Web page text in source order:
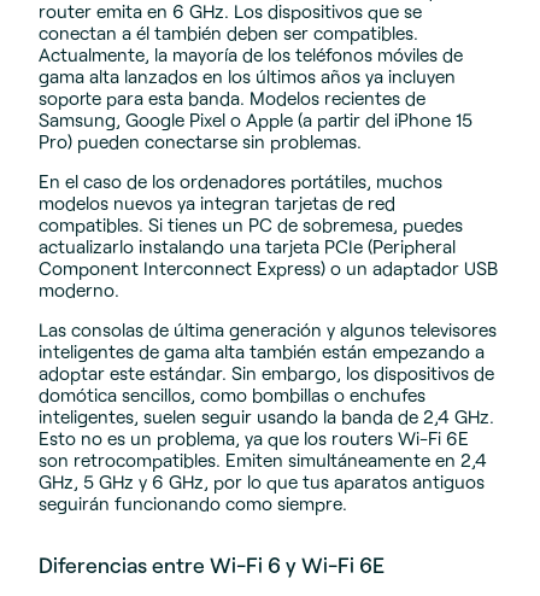
router emita en 6 GHz. Los dispositivos que se
conectan a él también deben ser compatibles.
Actualmente, la mayoría de los teléfonos móviles de
gama alta lanzados en los últimos años ya incluyen
soporte para esta banda. Modelos recientes de
Samsung, Google Pixel o Apple (a partir del iPhone 15
Pro) pueden conectarse sin problemas.
En el caso de los ordenadores portátiles, muchos
modelos nuevos ya integran tarjetas de red
compatibles. Si tienes un PC de sobremesa, puedes
actualizarlo instalando una tarjeta PCIe (Peripheral
Component Interconnect Express) o un adaptador USB
moderno.
Las consolas de última generación y algunos televisores
inteligentes de gama alta también están empezando a
adoptar este estándar. Sin embargo, los dispositivos de
domótica sencillos, como bombillas o enchufes
inteligentes, suelen seguir usando la banda de 2,4 GHz.
Esto no es un problema, ya que los routers Wi-Fi 6E
son retrocompatibles. Emiten simultáneamente en 2,4
GHz, 5 GHz y 6 GHz, por lo que tus aparatos antiguos
seguirán funcionando como siempre.
Diferencias entre Wi-Fi 6 y Wi-Fi 6E